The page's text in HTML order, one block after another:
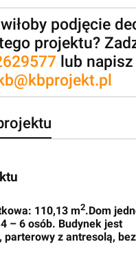
podjęcie
projektu?
lub napisz
110,13 m2.Dom
– 6 osób. Budynek jest
parterowy z antresolą,